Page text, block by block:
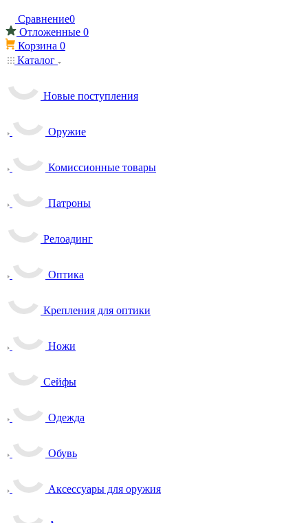
Сравнение0
Отложенные 0
Корзина 0
Каталог
Новые поступления
Оружие
Комиссионные товары
Патроны
Релоадинг
Оптика
Крепления для оптики
Ножи
Сейфы
Одежда
Обувь
Аксессуары для оружия